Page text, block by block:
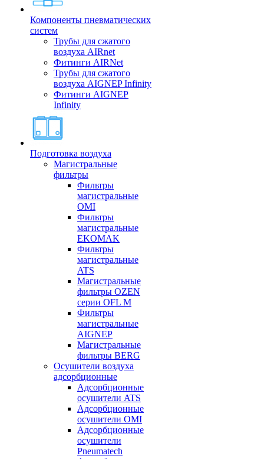
Компоненты пневматических
систем
Трубы для сжатого
воздуха AIRnet
Фитинги AIRNet
Трубы для сжатого
воздуха AIGNEP Infinity
Фитинги AIGNEP
Infinity
Подготовка воздуха
Магистральные
фильтры
Фильтры
магистральные
OMI
Фильтры
магистральные
EKOMAK
Фильтры
магистральные
ATS
Магистральные
фильтры OZEN
серии OFL M
Фильтры
магистральные
AIGNEP
Магистральные
фильтры BERG
Осушители воздуха
адсорбционные
Адсорбционные
осушители ATS
Адсорбционные
осушители OMI
Адсорбционные
осушители
Pneumatech